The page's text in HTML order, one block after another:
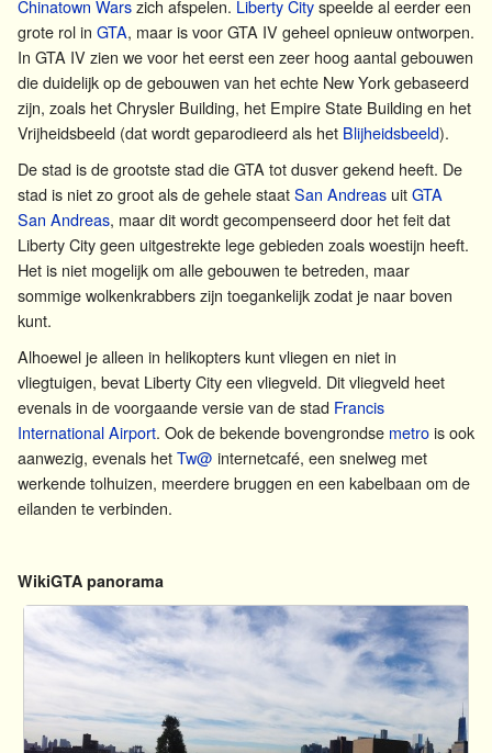
Chinatown Warszich afspelen. Liberty Cityspeelde al eerder een
grote rol in GTA, maar is voor GTA IV geheel opnieuw ontworpen.
In GTA IV zien we voor het eerst een zeer hoog aantal gebouwen
die duidelijk op de gebouwen van het echte New York gebaseerd
zijn, zoals het Chrysler Building, het Empire State Building en het
Vrijheidsbeeld (dat wordt geparodieerd als het Blijheidsbeeld).
De stad is de grootste stad die GTA tot dusver gekend heeft. De
stad is niet zo groot als de gehele staatSan Andreas uitGTA
San Andreas, maar dit wordt gecompenseerd door het feit dat
Liberty City geen uitgestrekte lege gebieden zoals woestijn heeft.
Het is niet mogelijk om alle gebouwen te betreden, maar
sommige wolkenkrabbers zijn toegankelijk zodat je naar boven
kunt.
Alhoewel je alleen in helikopters kunt vliegen en niet in
vliegtuigen, bevat Liberty City een vliegveld. Dit vliegveld heet
evenals in de voorgaande versie van de stad Francis
International Airport. Ook de bekende bovengrondse metrois ook
aanwezig, evenals hetTw@ internetcafé, een snelweg met
werkende tolhuizen, meerdere bruggen en een kabelbaan om de
eilanden te verbinden.
WikiGTA panorama